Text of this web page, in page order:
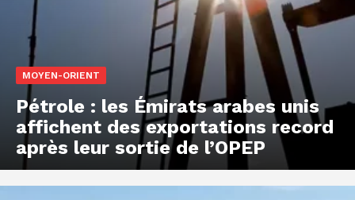
MOYEN-ORIENT
Pétrole : les Émirats arabes unis
affichent des exportations record
après leur sortie de l’OPEP